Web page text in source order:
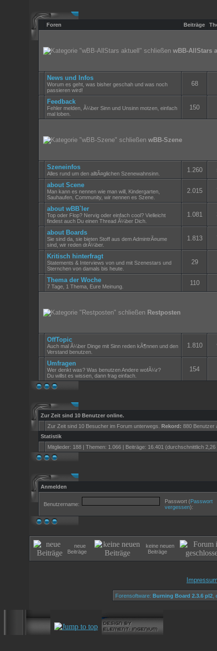
Foren Beiträge
wBB-AllStars
News und Infos
Worum es geht, was bisher geschah und was noch
passieren wird!
68
Feedback
Fehler melden, Ã¼ber Sinn und Unsinn motzen, einfach
mal loben.
150
wBB-Szene
Szeneinfos
Alles rund um den alltÃ¤glichen Szenewahnsinn. 1.260
about Scene
Man kann es nennen wie man will, Kindergarten,
Sauhaufen, Community, wir nennen es Szene.
2.015
about wBB`ler
Top oder Flop? Nervig oder einfach cool? Vielleicht
findest auch Du einen Thread Ã¼ber Dich.
1.081
about Boards
Sie sind da, sie bieten Stoff aus dem AdmintrÃ¤ume
sind, wir reden drÃ¼ber.
1.813
Kritisch hinterfragt
Statements & Interviews von und mit Szenestars und
Sternchen von damals bis heute.
29
Thema der Woche
7 Tage, 1 Thema, Eure Meinung. 110
Restposten
OffTopic
Auch mal Ã¼ber Dinge mit Sinn reden kÃ¶nnen und den
Verstand benutzen.
1.810
Umfragen
Wer denkt was? Was benutzen Andere wofÃ¼r?
Du willst es wissen, dann frag einfach.
154
Zur Zeit sind 10 Benutzer online.
Zur Zeit sind 10 Besucher im Forum unterwegs. Rekord: 880 Benutzer
Statistik
Mitglieder: 188 | Themen: 1.066 | Beiträge: 16.401 (durchschnittlich 2,26
Anmelden
Benutzername: Passwort (Passwort
vergessen):
neue
Beiträge
keine neuen
Beiträge
Forensoftware: Burning Board 2.3.6 pl2